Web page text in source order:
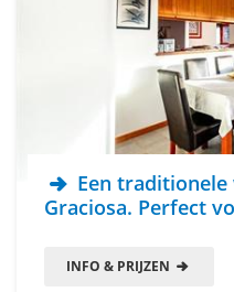
Een
Graciosa. Perfect
INFO & PRIJZEN